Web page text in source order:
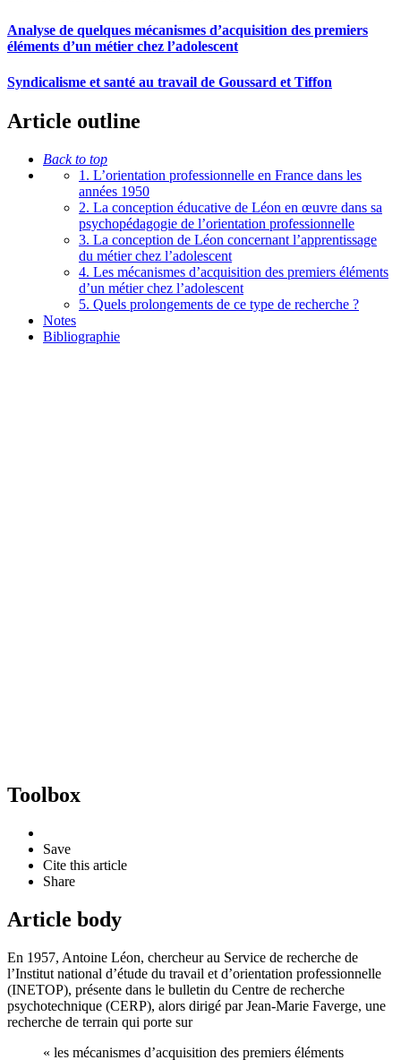
Analyse de quelques mécanismes d’acquisition des premiers
éléments d’un métier chez l’adolescent
Syndicalisme et santé au travail de Goussard et Tiffon
Article outline
Back to top
1. L’orientation professionnelle en France dans les
années 1950
2. La conception éducative de Léon en œuvre dans sa
psychopédagogie de l’orientation professionnelle
3. La conception de Léon concernant l’apprentissage
du métier chez l’adolescent
4. Les mécanismes d’acquisition des premiers éléments
d’un métier chez l’adolescent
5. Quels prolongements de ce type de recherche ?
Notes
Bibliographie
Toolbox
Save
Cite this article
Share
Article body
En 1957, Antoine Léon, chercheur au Service de recherche de
l’Institut national d’étude du travail et d’orientation professionnelle
(INETOP), présente dans le bulletin du Centre de recherche
psychotechnique (CERP), alors dirigé par Jean-Marie Faverge, une
recherche de terrain qui porte sur
« les mécanismes d’acquisition des premiers éléments